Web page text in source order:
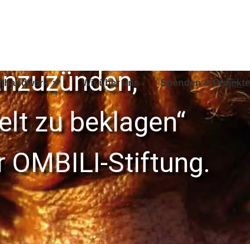
Wir über uns Spenden & Projekte
zu beklagen“
OMBILI-Stiftung.